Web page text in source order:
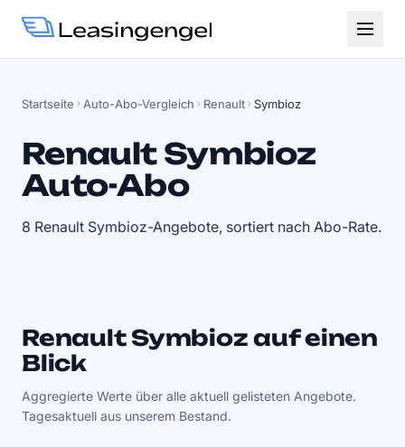
Startseite Auto-Abo-Vergleich Renault Symbioz
Renault Symbioz
Auto-Abo
8 Renault Symbioz-Angebote, sortiert nach Abo-Rate.
Renault Symbioz auf einen
Blick
Aggregierte Werte über alle aktuell gelisteten Angebote.
Tagesaktuell aus unserem Bestand.